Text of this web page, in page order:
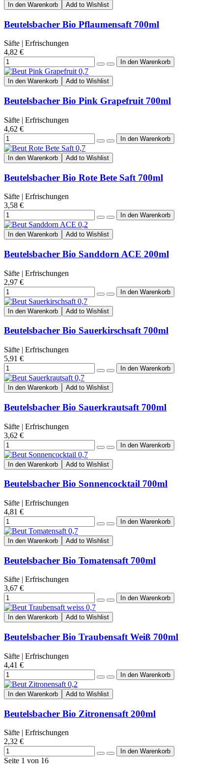
In den Warenkorb Add to Wishlist
Beutelsbacher Bio Pflaumensaft 700ml
Säfte | Erfrischungen
4,82 €
In den Warenkorb Add to Wishlist
Beutelsbacher Bio Pink Grapefruit 700ml
Säfte | Erfrischungen
4,62 €
In den Warenkorb Add to Wishlist
Beutelsbacher Bio Rote Bete Saft 700ml
Säfte | Erfrischungen
3,58 €
In den Warenkorb Add to Wishlist
Beutelsbacher Bio Sanddorn ACE 200ml
Säfte | Erfrischungen
2,97 €
In den Warenkorb Add to Wishlist
Beutelsbacher Bio Sauerkirschsaft 700ml
Säfte | Erfrischungen
5,91 €
In den Warenkorb Add to Wishlist
Beutelsbacher Bio Sauerkrautsaft 700ml
Säfte | Erfrischungen
3,62 €
In den Warenkorb Add to Wishlist
Beutelsbacher Bio Sonnencocktail 700ml
Säfte | Erfrischungen
4,81 €
In den Warenkorb Add to Wishlist
Beutelsbacher Bio Tomatensaft 700ml
Säfte | Erfrischungen
3,67 €
In den Warenkorb Add to Wishlist
Beutelsbacher Bio Traubensaft Weiß 700ml
Säfte | Erfrischungen
4,41 €
In den Warenkorb Add to Wishlist
Beutelsbacher Bio Zitronensaft 200ml
Säfte | Erfrischungen
2,32 €
Seite 1 von 16